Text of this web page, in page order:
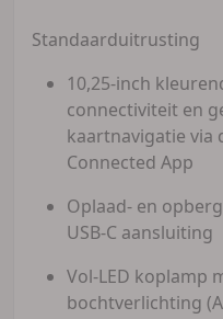
Standaarduitrusting
10,25-inch
connectiviteit en
kaartnavigatie via
Connected App
Oplaad- en
USB-C aansluiting
Vol-LED koplamp
bochtverlichting